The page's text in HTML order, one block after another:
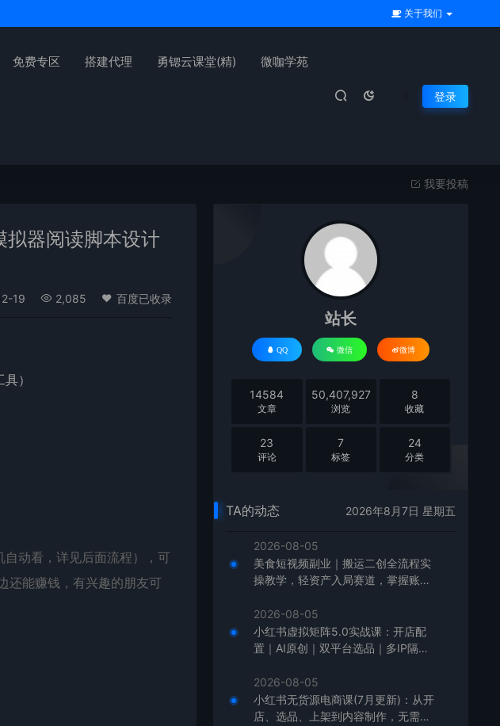
关于我们
免费专区 搭建代理 勇锶云课堂(精) 微咖学苑
登录
我要投稿
拟器阅读脚本设计
19 2,085 百度已收录
动看，详见后面流程），可
还能赚钱，有兴趣的朋友可
站长
QQ 微信 微博
14584
文章
50,407,927
浏览
8
收藏
23
评论
7
标签
24
分类
TA的动态 2026年8月7日 星期五
2026-08-05
美食短视频副业｜搬运二创全流程实
操教学，轻资产入局赛道，掌握账号
2026-08-05
小红书虚拟矩阵5.0实战课：开店配
置｜AI原创｜双平台选品｜多IP隔离
2026-08-05
小红书无货源电商课(7月更新)：从开
店、选品、上架到内容制作，无需囤